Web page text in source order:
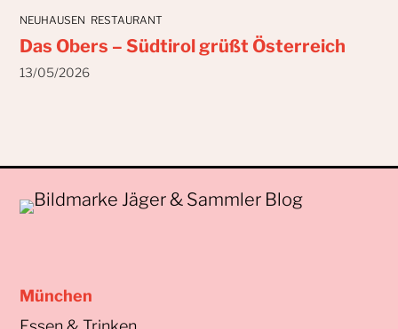
NEUHAUSEN RESTAURANT
Das Obers – Südtirol grüßt Österreich
13/05/2026
München